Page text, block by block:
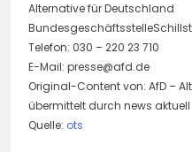
Alternative für Deutschland
Telefon: 030 – 220 23 710
E-Mail: presse@afd.de
Original-Content von: AfD –
übermittelt durch news aktuell
Quelle: ots